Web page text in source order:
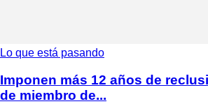
Lo que está pasando
Imponen más 12 años de
de miembro de...